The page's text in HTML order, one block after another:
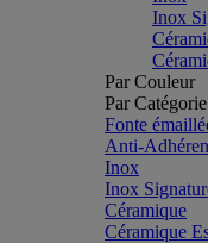
Inox
Par Couleur
Par Catégorie
Fonte
Anti-
Inox
Inox
Céramique
Céramique